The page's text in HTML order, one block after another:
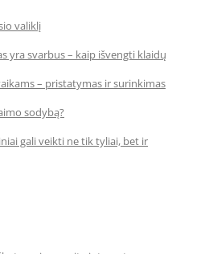
valiklį
yra svarbus – kaip išvengti klaidų
– pristatymas ir surinkimas
sodybą?
gali veikti ne tik tyliai, bet ir